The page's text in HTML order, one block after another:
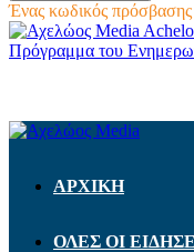
Ένας κωδικός
Πρόγραμμα του
ΑΡΧΙΚΗ
ΟΛΕΣ ΟΙ